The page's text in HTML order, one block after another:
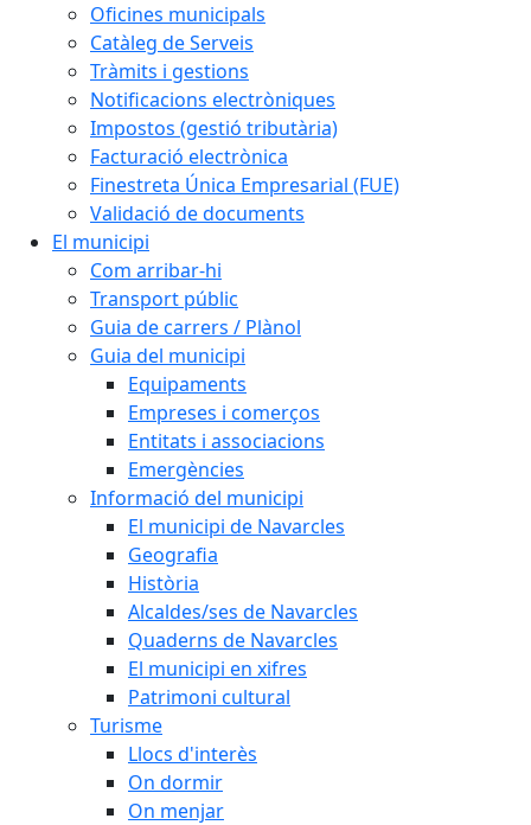
Oficines municipals
Catàleg de Serveis
Tràmits i gestions
Notificacions electròniques
Impostos (gestió tributària)
Facturació electrònica
Finestreta Única Empresarial (FUE)
Validació de documents
El municipi
Com arribar-hi
Transport públic
Guia de carrers / Plànol
Guia del municipi
Equipaments
Empreses i comerços
Entitats i associacions
Emergències
Informació del municipi
El municipi de Navarcles
Geografia
Història
Alcaldes/ses de Navarcles
Quaderns de Navarcles
El municipi en xifres
Patrimoni cultural
Turisme
Llocs d'interès
On dormir
On menjar